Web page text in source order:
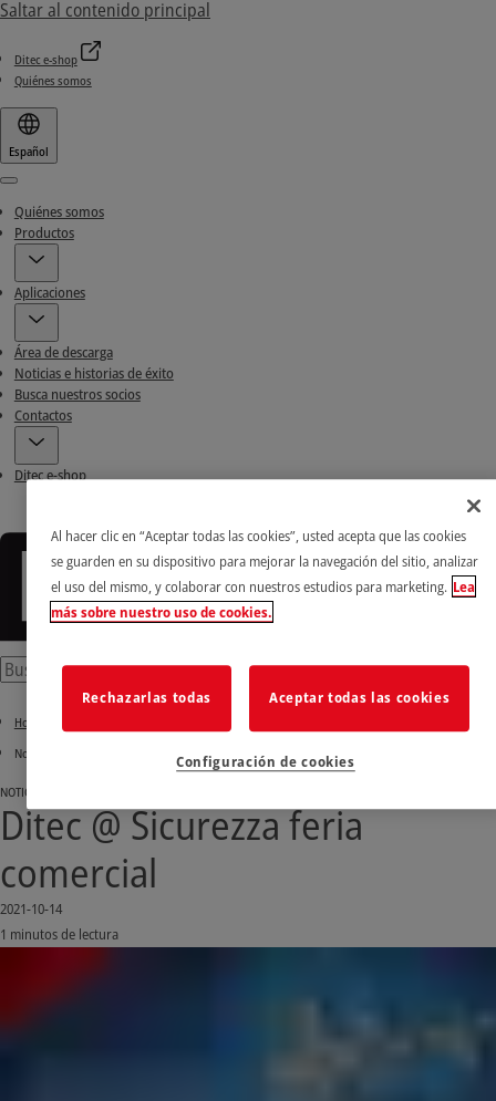
Saltar al contenido principal
Ditec e-shop
Quiénes somos
Español
Menu
Quiénes somos
Productos
Aplicaciones
Área de descarga
Noticias e historias de éxito
Busca nuestros socios
Contactos
Ditec e-shop
Home
Noticias e historias de éxito
NOTICIAS
Ditec @ Sicurezza feria
comercial
2021-10-14
1 minutos de lectura
Al hacer clic en “Aceptar todas las cookies”, usted acepta que las cookies
se guarden en su dispositivo para mejorar la navegación del sitio, analizar
el uso del mismo, y colaborar con nuestros estudios para marketing. Lea
más sobre nuestro uso de cookies.
Rechazarlas todas Aceptar todas las cookies
Configuración de cookies